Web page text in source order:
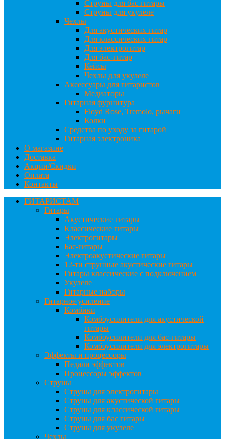
Струны для бас гитары
Струны для укулеле
Чехлы
Для акустических гитар
Для классических гитар
Для электрогитар
Для бас-гитар
Кейсы
Чехлы для укулеле
Аксессуары для гитаристов
Медиаторы
Гитарная фурнитура
Floyd Rose, Tremolo, рычаги
Колки
Средства по уходу за гитарой
Гитарная электроника
О магазине
Доставка
Акции/Скидки
Оплата
Контакты
ГИТАРИСТАМ
Гитары
Акустические гитары
Классические гитары
Электрогитары
Бас-гитары
Электроакустические гитары
12-ти струнные акустические гитары
Гитары классические с подключением
Укулеле
Гитарные наборы
Гитарное усиление
Комбики
Комбоусилители для акустической
гитары
Комбоусилители для бас-гитары
Комбоусилители для электрогитары
Эффекты и процессоры
Педали эффектов
Процессоры эффектов
Струны
Струны для электрогитары
Струны для акустической гитары
Струны для классической гитары
Струны для бас гитары
Струны для укулеле
Чехлы